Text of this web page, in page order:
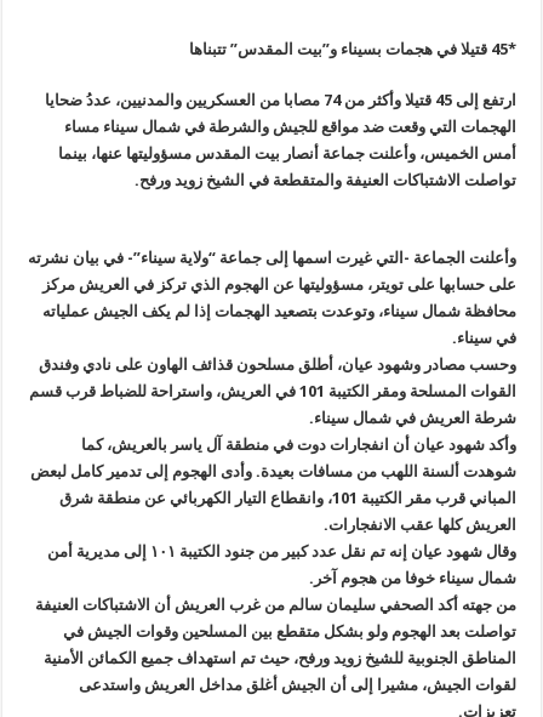
*
45 قتيلا في هجمات بسيناء و”بيت المقدس” تتبناها
ارتفع إلى 45 قتيلا وأكثر من 74 مصابا من العسكريين والمدنيين، عددُ ضحايا
الهجمات التي وقعت ضد مواقع للجيش والشرطة في شمال سيناء مساء
أمس الخميس، وأعلنت جماعة أنصار بيت المقدس مسؤوليتها عنها، بينما
تواصلت الاشتباكات العنيفة والمتقطعة في الشيخ زويد ورفح.
وأعلنت الجماعة -التي غيرت اسمها إلى جماعة “ولاية سيناء”- في بيان نشرته
على حسابها على تويتر، مسؤوليتها عن الهجوم الذي تركز في العريش مركز
محافظة شمال سيناء، وتوعدت بتصعيد الهجمات إذا لم يكف الجيش عملياته
في سيناء.
وحسب مصادر وشهود عيان، أطلق مسلحون قذائف الهاون على نادي وفندق
القوات المسلحة ومقر الكتيبة 101 في العريش، واستراحة للضباط قرب قسم
شرطة العريش في شمال سيناء.
وأكد شهود عيان أن انفجارات دوت في منطقة آل ياسر بالعريش، كما
شوهدت ألسنة اللهب من مسافات بعيدة. وأدى الهجوم إلى تدمير كامل لبعض
المباني قرب مقر الكتيبة 101، وانقطاع التيار الكهربائي عن منطقة شرق
العريش كلها عقب الانفجارات.
وقال شهود عيان إنه تم نقل عدد كبير من جنود الكتيبة ١٠١ إلى مديرية أمن
شمال سيناء خوفا من هجوم آخر .
من جهته أكد الصحفي سليمان سالم من غرب العريش أن الاشتباكات العنيفة
تواصلت بعد الهجوم ولو بشكل متقطع بين المسلحين وقوات الجيش في
المناطق الجنوبية للشيخ زويد ورفح، حيث تم استهداف جميع الكمائن الأمنية
لقوات الجيش، مشيرا إلى أن الجيش أغلق مداخل العريش واستدعى
تعزيزات.